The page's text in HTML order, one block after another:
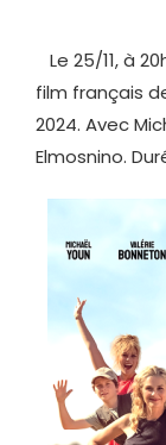
Le 25/11, à
film français
2024. Avec
Elmosnino.